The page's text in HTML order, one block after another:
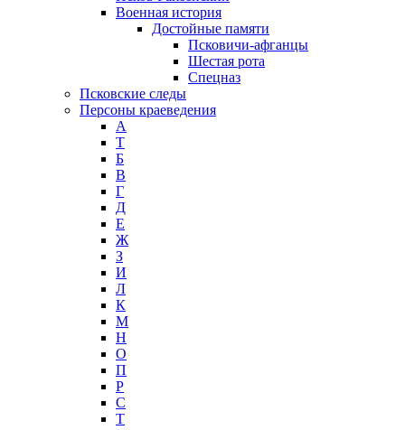
Военная история
Достойные памяти
Псковичи-афганцы
Шестая рота
Спецназ
Псковские следы
Персоны краеведения
А
T
Б
В
Г
Д
Е
Ж
З
И
Л
К
М
Н
О
П
Р
С
Т